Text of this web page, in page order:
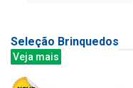
Seleção Brinquedos
Veja mais